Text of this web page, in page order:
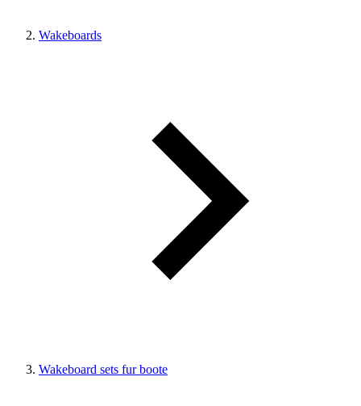
Wakeboards
Wakeboard sets fur boote